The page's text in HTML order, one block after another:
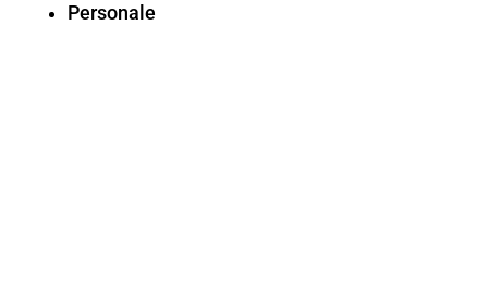
Personale